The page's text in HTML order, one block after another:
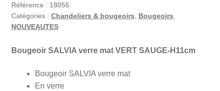
Référence : 18056
Catégories : Chandeliers & bougeoirs Bougeoirs
NOUVEAUTES
Bougeoir SALVIA verre mat VERT SAUGE-H11cm
Bougeoir SALVIA verre mat
En verre